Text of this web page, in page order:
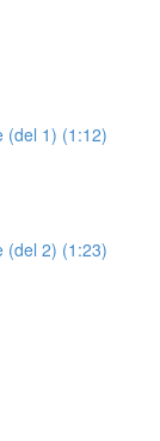
(del 1) (1:12)
(del 2) (1:23)